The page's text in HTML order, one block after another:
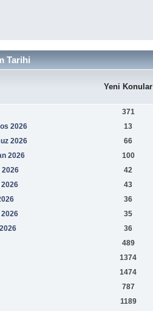
Tarihi
Yeni Konular
371
2026
13
2026
66
2026
100
2026
42
2026
43
36
35
36
489
1374
1474
787
1189